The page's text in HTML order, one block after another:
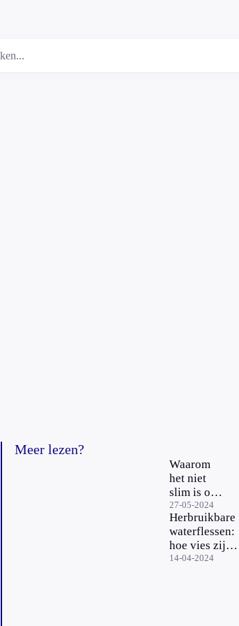
Meer lezen?
Waarom
het niet
slim is om
je
drinkfles
in de
vaatwasser
te stoppen
27-05-2024
Herbruikbare
waterflessen:
hoe vies zijn
ze en hoe vaak
14-04-2024